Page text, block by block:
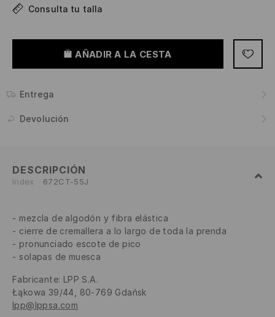
Consulta tu talla
AÑADIR A LA CESTA
Entrega
Devolución
DESCRIPCIÓN
Index 672CT-55J
mezcla de algodón y fibra elástica
cierre de cremallera a lo largo de toda la prenda
pronunciado escote de pico
solapas de muesca
Fabricante: LPP S.A.
Łąkowa 39/44, 80-769 Gdańsk
lpp@lppsa.com